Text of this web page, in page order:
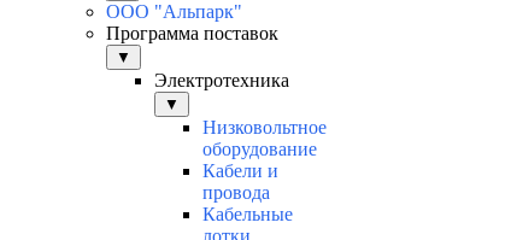
ООО "Альпарк"
Программа поставок
▼
Электротехника
▼
Низковольтное
оборудование
Кабели и
провода
Кабельные